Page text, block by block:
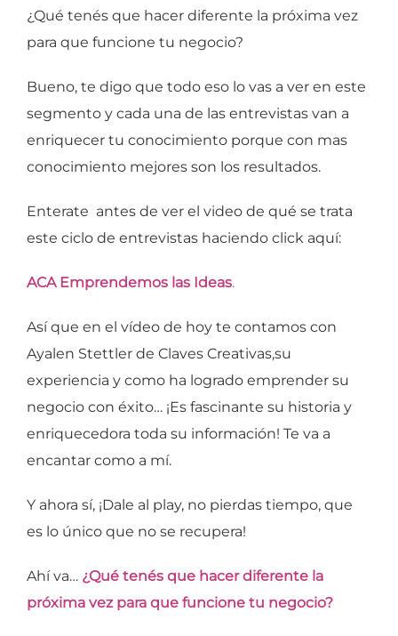
¿Qué tenés que hacer diferente la próxima vez
para que funcione tu negocio?
Bueno, te digo que todo eso lo vas a ver en este
segmento y cada una de las entrevistas van a
enriquecer tu conocimiento porque con mas
conocimiento mejores son los resultados.
Enterate antes de ver el video de qué se trata
este ciclo de entrevistas haciendo click aquí:
ACA Emprendemos las Ideas.
Así que en el vídeo de hoy te contamos con
Ayalen Stettler de Claves Creativas,su
experiencia y como ha logrado emprender su
negocio con éxito… ¡Es fascinante su historia y
enriquecedora toda su información! Te va a
encantar como a mí.
Y ahora sí, ¡Dale al play, no pierdas tiempo, que
es lo único que no se recupera!
Ahí va… ¿Qué tenés que hacer diferente la
próxima vez para que funcione tu negocio?